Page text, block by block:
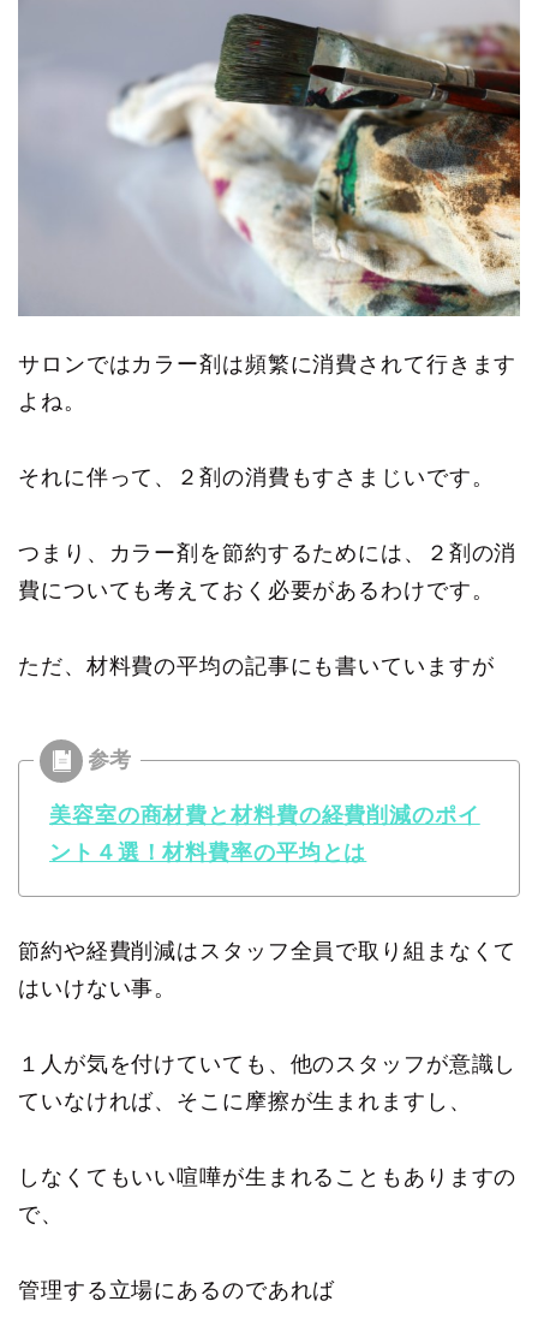
サロンではカラー剤は頻繁に消費されて行きます
よね。
それに伴って、２剤の消費もすさまじいです。
つまり、カラー剤を節約するためには、２剤の消
費についても考えておく必要があるわけです。
ただ、材料費の平均の記事にも書いていますが
美容室の商材費と材料費の経費削減のポイ
ント４選！材料費率の平均とは
節約や経費削減はスタッフ全員で取り組まなくて
はいけない事。
１人が気を付けていても、他のスタッフが意識し
ていなければ、そこに摩擦が生まれますし、
しなくてもいい喧嘩が生まれることもありますの
で、
管理する立場にあるのであれば